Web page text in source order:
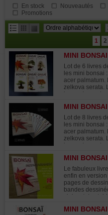
En stock Nouveautés
Promotions
1 2
MINI
LIVRES.
Lot de 6 livres
les mini bonsai
acer palmatum.
zelkova serata.
japonaises :
pommier et le
pin noir : pinus
française !
138 pages de
de bandes
clairs et de
l'évolution de
multiplication et
dans différents
mieux vos mini
japonais traduit
Soit plus de 800
Format :
MINI
LIVRES.
Lot de 8 livres
les mini bonsai
acer palmatum.
zelkova serata.
japonaises :
genévrier :
pommier et le
pin noir : pinus
de burger :acer
genévrier rigide
Version
contient 138
schémas clairs
MINI
PALMÉS K
Le fabuleux
enfin en
pages de
bandes
clairs et des
vos acer
MINI BONSAI